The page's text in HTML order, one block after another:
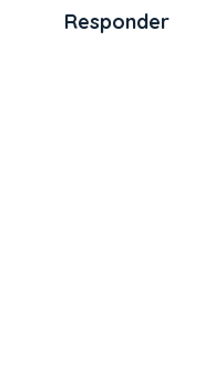
Responder